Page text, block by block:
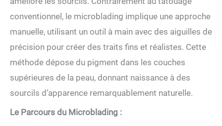
conventionnel, le microblading implique une approche
manuelle, utilisant un outil à main avec des aiguilles de
précision pour créer des traits fins et réalistes. Cette
méthode dépose du pigment dans les couches
supérieures de la peau, donnant naissance à des
sourcils d’apparence remarquablement naturelle.
Le Parcours du Microblading :